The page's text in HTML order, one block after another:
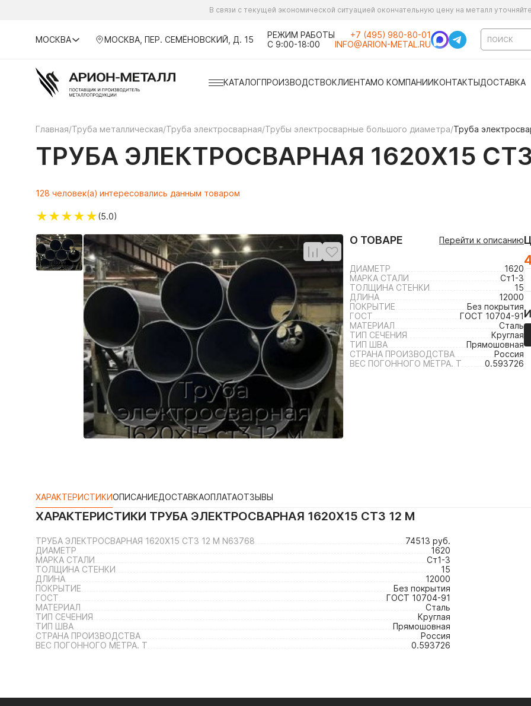
В связи с текущей экономической ситуацией окончательную цену на металл
МОСКВА МОСКВА, ПЕР. СЕМЁНОВСКИЙ, Д. 15
РЕЖИМ РАБОТЫ
С 9:00-18:00
+7 (495) 980-80-01
INFO@ARION-METAL.RU
КАТАЛОГПРОИЗВОДСТВОКЛИЕНТАМО КОМПАНИИКОНТАКТЫДОСТАВКА
Главная/Труба металлическая/Труба электросварная/Трубы электросварные большого диаметра/Труба
ТРУБА ЭЛЕКТРОСВАРНАЯ 1620Х15
128 человек(а) интересовались данным товаром
★★★★★(5.0)
О ТОВАРЕ Перейти к описанию
ДИАМЕТР
1620
МАРКА СТАЛИ
Ст1-3
ТОЛЩИНА СТЕНКИ
15
ДЛИНА
12000
ПОКРЫТИЕ
Без покрытия
ГОСТ
ГОСТ 10704-91
МАТЕРИАЛ
Сталь
ТИП СЕЧЕНИЯ
Круглая
ТИП ШВА
Прямошовная
СТРАНА ПРОИЗВОДСТВА
Россия
ВЕС ПОГОННОГО МЕТРА. Т
0.593726
ХАРАКТЕРИСТИКИОПИСАНИЕДОСТАВКАОПЛАТАОТЗЫВЫ
ХАРАКТЕРИСТИКИ ТРУБА ЭЛЕКТРОСВАРНАЯ 1620Х15 СТ3 12 М
ТРУБА ЭЛЕКТРОСВАРНАЯ 1620Х15 СТ3 12 М N63768
74513 руб.
ДИАМЕТР
1620
МАРКА СТАЛИ
Ст1-3
ТОЛЩИНА СТЕНКИ
15
ДЛИНА
12000
ПОКРЫТИЕ
Без покрытия
ГОСТ
ГОСТ 10704-91
МАТЕРИАЛ
Сталь
ТИП СЕЧЕНИЯ
Круглая
ТИП ШВА
Прямошовная
СТРАНА ПРОИЗВОДСТВА
Россия
ВЕС ПОГОННОГО МЕТРА. Т
0.593726